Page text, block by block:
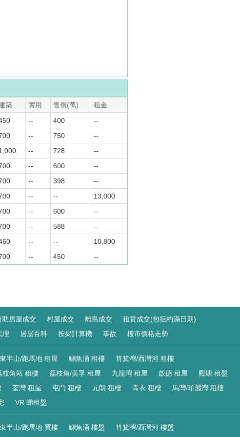
築 實用 售價(萬)
租金
-- 400
--
-- 750
--
-- 728
--
-- 600
--
-- 398
--
-- --
13,000
-- 600
--
-- 588
--
-- --
10,800
-- 450 --
助房屋成交 村屋成交 離島成交
租賃成交(包括約滿日期)
理 居屋百科 按揭計算機 事故 樓市價格走勢
東半山/跑馬地 租屋 鰂魚涌 租樓
筲箕灣/西灣河 租樓
枝角站 租樓 荔枝角/美孚 租屋 九龍灣 租屋 啟德 租屋
觀塘 租盤
荃灣 租屋 屯門 租樓 元朗 租樓 青衣 租樓
馬灣/珀麗灣 租樓
VR 睇租盤
東半山/跑馬地 買樓 鰂魚涌 樓盤 筲箕灣/西灣河 樓盤